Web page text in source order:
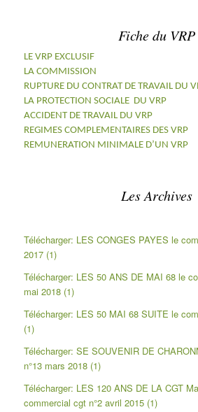
Fiche du VRP
LE VRP EXCLUSIF
LA COMMISSION
RUPTURE DU CONTRAT DE TRAVAIL DU
LA PROTECTION SOCIALE DU VRP
ACCIDENT DE TRAVAIL DU VRP
REGIMES COMPLEMENTAIRES DES VRP
REMUNERATION MINIMALE D’UN VRP
Les Archives
Télécharger: LES CONGES PAYES le
2017 (1)
Télécharger: LES 50 ANS DE MAI 68 le
mai 2018 (1)
Télécharger: LES 50 MAI 68 SUITE le
(1)
Télécharger: SE SOUVENIR DE
n°13 mars 2018 (1)
Télécharger: LES 120 ANS DE LA CGT
commercial cgt n°2 avril 2015 (1)